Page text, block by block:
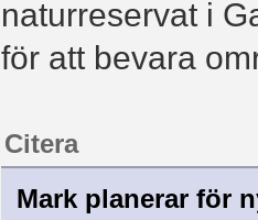
naturreservat i
för att bevara
Citera
Mark planerar för